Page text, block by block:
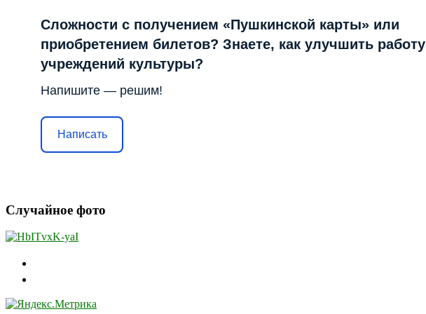
Сложности с получением «Пушкинской карты» или
приобретением билетов? Знаете, как улучшить работу
учреждений культуры?
Напишите — решим!
Написать
Случайное фото